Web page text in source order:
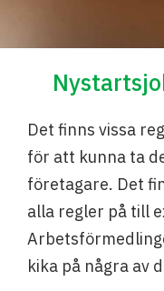
Det finns vissa
för att kunna ta
företagare. Det
alla regler på till
kika på några av